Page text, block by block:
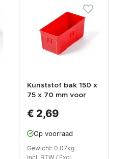
Kunststof bak 150 x
75 x 70 mm voor
n
€ 2,69
Op voorraad
Gewicht: 0.07kg
Incl. BTW / Excl.